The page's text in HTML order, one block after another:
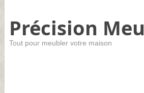
Précision
Tout pour meubler votre maison